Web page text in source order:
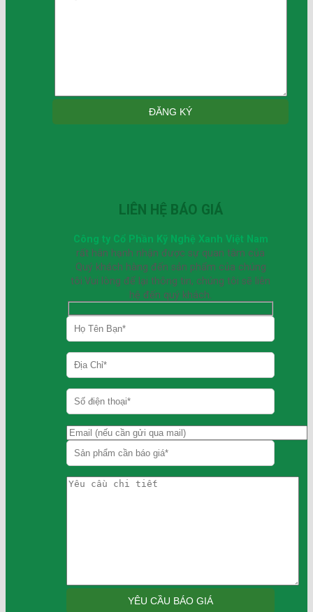
LIÊN HỆ BÁO GIÁ
Công ty Cổ Phần Kỹ Nghệ Xanh Việt Nam
rất hân hạnh nhận được sự quan tâm của
Quý khách hàng đến sản phẩm của chúng
tôi.Vui lòng để lại thông tin, chúng tôi sẽ liên
hệ đến quý khách.